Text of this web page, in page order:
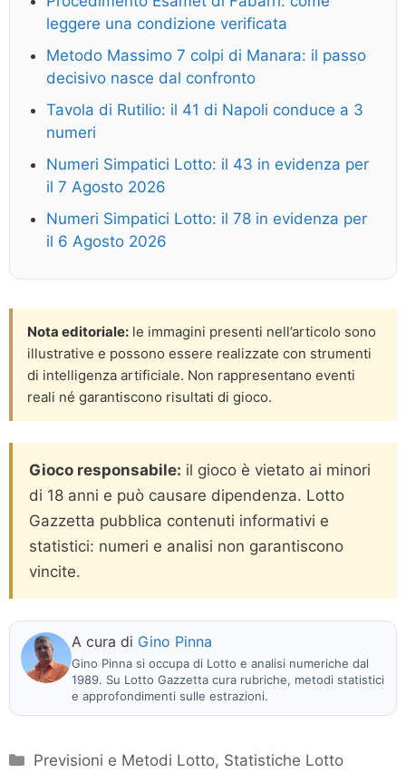
leggere una condizione verificata
Metodo Massimo 7 colpi di Manara: il passo
decisivo nasce dal confronto
Tavola di Rutilio: il 41 di Napoli conduce a 3
numeri
Numeri Simpatici Lotto: il 43 in evidenza per
il 7 Agosto 2026
Numeri Simpatici Lotto: il 78 in evidenza per
il 6 Agosto 2026
Nota editoriale: le immagini presenti nell’articolo sono
illustrative e possono essere realizzate con strumenti
di intelligenza artificiale. Non rappresentano eventi
reali né garantiscono risultati di gioco.
Gioco responsabile: il gioco è vietato ai minori
di 18 anni e può causare dipendenza. Lotto
Gazzetta pubblica contenuti informativi e
statistici: numeri e analisi non garantiscono
vincite.
A cura di Gino Pinna
Gino Pinna si occupa di Lotto e analisi numeriche dal
1989. Su Lotto Gazzetta cura rubriche, metodi statistici
e approfondimenti sulle estrazioni.
Categorie
Previsioni e Metodi Lotto, Statistiche Lotto